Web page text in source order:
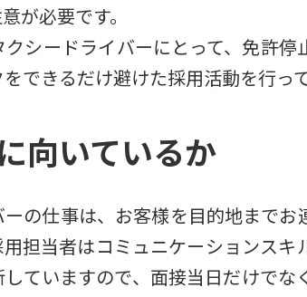
が必要です。
シードライバーにとって、免許
できるだけ避けた採用活動を行って
向いているか
の仕事は、お客様を目的地までお
担当者はコミュニケーションス
ていますので、面接当日だけで